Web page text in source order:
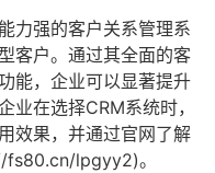
力强的客户关系管理系
客户。通过其全面的客
能，企业可以显著提升
业在选择CRM系统时，
效果，并通过官网了解
lpgyy2)。